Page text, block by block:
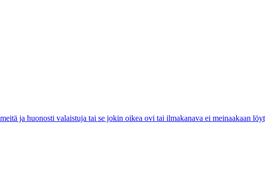
ja huonosti valaistuja tai se jokin oikea ovi tai ilmakanava ei meinaakaan